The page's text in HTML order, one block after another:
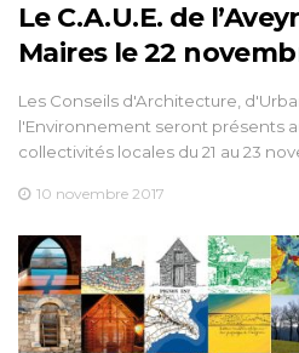
Le C.A.U.E. de
Maires le 22
Les Conseils d'Architecture,
l'Environnement seront présents
collectivités locales du 21 au 23
10 novembre 2017